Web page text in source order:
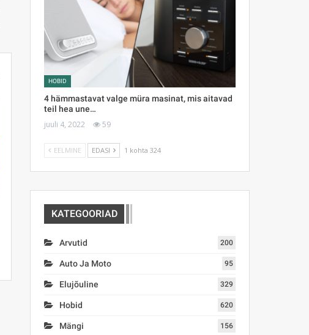
HOBID
4 hämmastavat valge müra masinat, mis aitavad
teil hea une…
juuli 4, 2022 59
EELMINE EDASI 1 kohta 324
KATEGOORIAD
Arvutid 200
Auto Ja Moto 95
Elujõuline 329
Hobid 620
Mängi 156